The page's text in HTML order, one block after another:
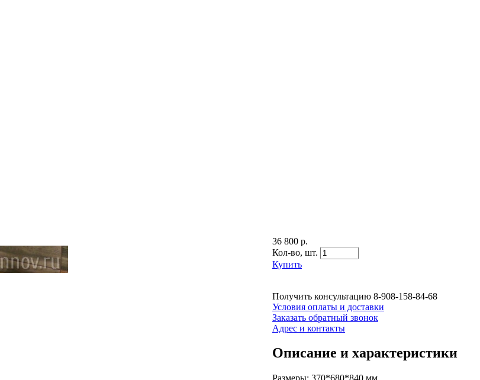
36 800 р.
Кол-во, шт.
Купить
Получить консультацию 8-908-158-84-68
Условия оплаты и доставки
Заказать обратный звонок
Адрес и контакты
Описание и характеристики